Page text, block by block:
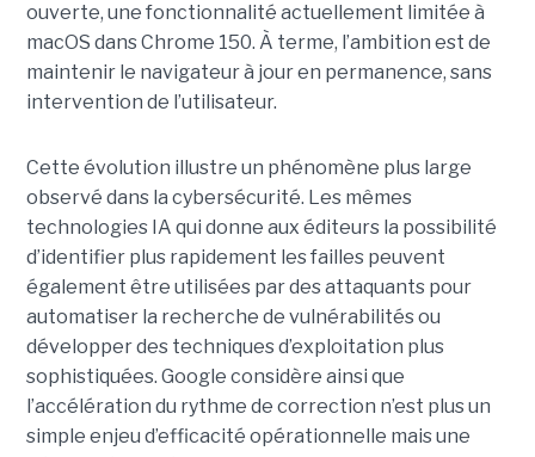
ouverte, une fonctionnalité actuellement limitée à
macOS dans Chrome 150. À terme, l’ambition est de
maintenir le navigateur à jour en permanence, sans
intervention de l’utilisateur.
Cette évolution illustre un phénomène plus large
observé dans la cybersécurité. Les mêmes
technologies IA qui donne aux éditeurs la possibilité
d’identifier plus rapidement les failles peuvent
également être utilisées par des attaquants pour
automatiser la recherche de vulnérabilités ou
développer des techniques d’exploitation plus
sophistiquées. Google considère ainsi que
l’accélération du rythme de correction n’est plus un
simple enjeu d’efficacité opérationnelle mais une